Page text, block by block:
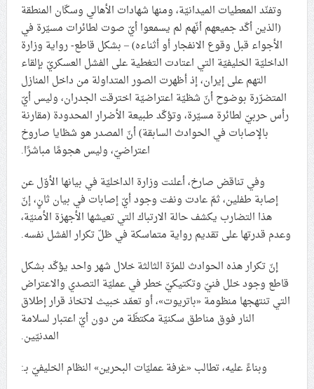
وتفنّد المعطيات الميدانيّة، ومنها شهادات الأهالي وسكّان المنطقة
(الذين أكّد جميعهم أنّهم لم يسمعوا أيّ صوت لطائرات مسيّرة في
الأجواء قبل وقوع الانفجار أو أثناءه) – بشكل قاطع- رواية وزارة
الداخليّة الخليفيّة التي اعتادت التغطية على الفشل العسكريّ بإلقاء
التهم على إيران، إذ أظهرت الصور المتداولة من داخل المنازل
المتضرّرة بوضوح أنّ شظيّة اعتراضيّة اخترقت الجدران، وليس أيّ
رأس حربيّ لطائرة مسيّرة، وتؤكّد طبيعة الأضرار المحدودة (مقارنة
بالإصابات في الحوادث السابقة) أنّ المصدر هو شظايا صاروخ
اعتراضيّ، وليس هجومًا مباشرًا.
وفي تناقض صارخ، أعلنت وزارة الداخليّة في بيانها الأوّل عن
إصابة طفلين، ثمّ عادت ونفت وجود أيّ إصابات في بيان ثانٍ، إنّ
هذا التضارب يكشف حالة الارتباك التي تعيشها الأجهزة الأمنيّة،
وعدم قدرتها على تقديم رواية متماسكة في ظلّ تكرار الفشل نفسه.
إنّ تكرار هذه الحوادث للمرّة الثالثة خلال شهر واحد يؤكّد بشكل
قاطع وجود خلل فنيّ وتكتيكيّ خطر في عمليّة التصدي والاعتراض
التي تنتهجها منظومة «باتريوت»، أو تعمّد خبيث لاتخاذ قرار إطلاق
النار فوق مناطق سكنيّة مكتظّة من دون أيّ اعتبار لسلامة
المدنيّين.
وبناءً عليه، تطالب «غرفة عمليّات البحرين» النظام الخليفيّ بـ: